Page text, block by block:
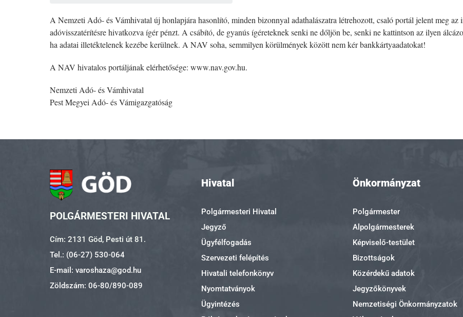
A Nemzeti Adó- és Vámhivatal új honlapjára hasonlító, minden bizonnyal adathalászatra létrehozott, csaló portál jelent meg
adóvisszatérítésre hivatkozva ígér pénzt. A csábító, de gyanús ígéreteknek senki ne dőljön be, senki ne kattintson az ilyen
ha adatai illetéktelenek kezébe kerülnek. A NAV soha, semmilyen körülmények között nem kér bankkártyaadatokat!
A NAV hivatalos portáljának elérhetősége: www.nav.gov.hu.
Nemzeti Adó- és Vámhivatal
Pest Megyei Adó- és Vámigazgatóság
POLGÁRMESTERI HIVATAL
Cím: 2131 Göd, Pesti út 81.
Tel.: (06-27) 530-064
E-mail: varoshaza@god.hu
Zöldszám: 06-80/890-089
Hivatal
Polgármesteri Hivatal
Jegyző
Ügyfélfogadás
Szervezeti felépítés
Hivatali telefonkönyv
Nyomtatványok
Ügyintézés
Önkormányzat
Polgármester
Alpolgármesterek
Képviselő-testület
Bizottságok
Közérdekű adatok
Jegyzőkönyvek
Nemzetiségi Önkormányzatok